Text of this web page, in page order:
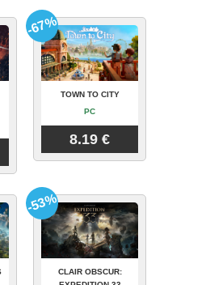
TOWN TO CITY
PC
8.19 €
-67%
CLAIR OBSCUR:
-53%